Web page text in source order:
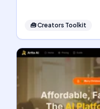
🧰Creators Toolkit